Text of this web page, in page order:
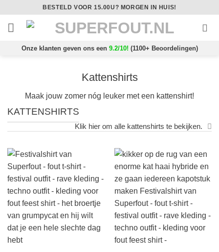
inhoud
BESTELD VOOR 15.00U? MORGEN IN HUIS!
Onze klanten geven ons een 9.2/10! (1100+ Beoordelingen)
Kattenshirts
Maak jouw zomer nóg leuker met een kattenshirt!
KATTENSHIRTS
Klik hier om alle kattenshirts te bekijken.